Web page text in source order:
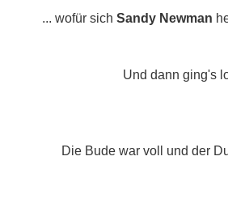
... wofür sich Sandy Newman
Und dann ging's
Die Bude war voll und der